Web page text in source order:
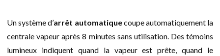
Un système d’arrêt automatiquecoupe automatiquement la
centrale vapeur après 8 minutes sans utilisation. Des témoins
lumineux indiquent quand la vapeur est prête, quand le